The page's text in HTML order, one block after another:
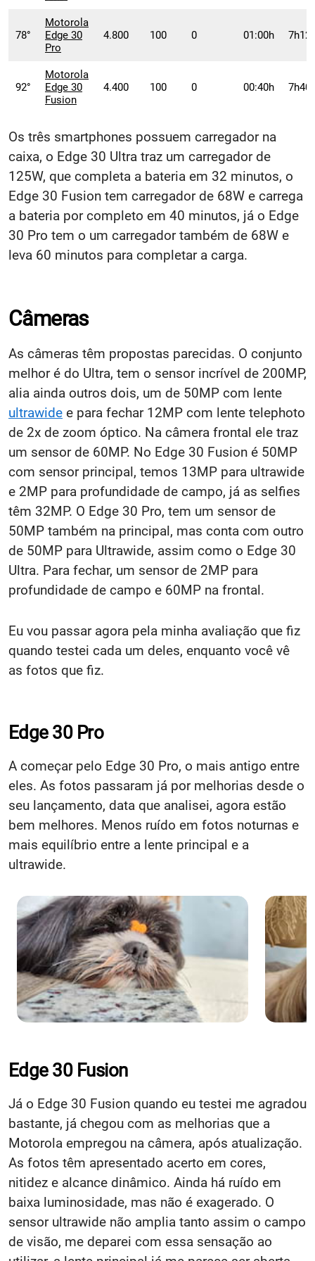
78°
Motorola
Edge 30
Pro
4.800 100 0 01:00h
92°
Motorola
Edge 30
Fusion
4.400 100 0 00:40h
Os três smartphones possuem carregador na
caixa, o Edge 30 Ultra traz um carregador de
125W, que completa a bateria em 32 minutos, o
Edge 30 Fusion tem carregador de 68W e carrega
a bateria por completo em 40 minutos, já o Edge
30 Pro tem o um carregador também de 68W e
leva 60 minutos para completar a carga.
Câmeras
As câmeras têm propostas parecidas. O conjunto
melhor é do Ultra, tem o sensor incrível de 200MP,
alia ainda outros dois, um de 50MP com lente
ultrawide e para fechar 12MP com lente telephoto
de 2x de zoom óptico. Na câmera frontal ele traz
um sensor de 60MP. No Edge 30 Fusion é 50MP
com sensor principal, temos 13MP para ultrawide
e 2MP para profundidade de campo, já as selfies
têm 32MP. O Edge 30 Pro, tem um sensor de
50MP também na principal, mas conta com outro
de 50MP para Ultrawide, assim como o Edge 30
Ultra. Para fechar, um sensor de 2MP para
profundidade de campo e 60MP na frontal.
Eu vou passar agora pela minha avaliação que fiz
quando testei cada um deles, enquanto você vê
as fotos que fiz.
Edge 30 Pro
A começar pelo Edge 30 Pro, o mais antigo entre
eles. As fotos passaram já por melhorias desde o
seu lançamento, data que analisei, agora estão
bem melhores. Menos ruído em fotos noturnas e
mais equilíbrio entre a lente principal e a
ultrawide.
Edge 30 Fusion
Já o Edge 30 Fusion quando eu testei me agradou
bastante, já chegou com as melhorias que a
Motorola empregou na câmera, após atualização.
As fotos têm apresentado acerto em cores,
nitidez e alcance dinâmico. Ainda há ruído em
baixa luminosidade, mas não é exagerado. O
sensor ultrawide não amplia tanto assim o campo
de visão, me deparei com essa sensação ao